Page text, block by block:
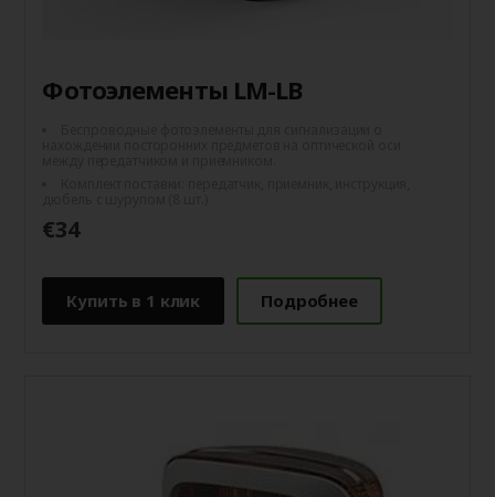
Фотоэлементы LM-LB
€34
Купить в 1 клик Подробнее